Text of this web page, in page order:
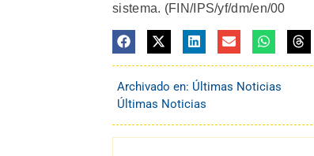
sistema. (FIN/IPS/yf/dm/en/00
Archivado en: Últimas Noticias
Últimas Noticias